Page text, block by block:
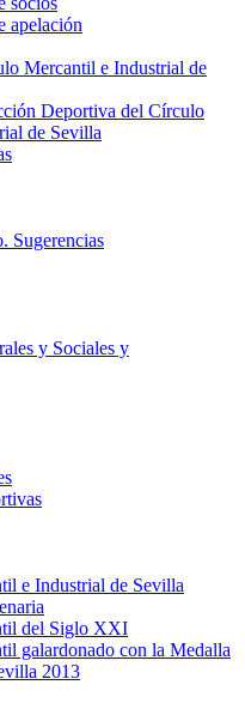
apelación
Mercantil e Industrial de
Deportiva del Círculo
de Sevilla
Sugerencias
y Sociales y
e Industrial de Sevilla
del Siglo XXI
galardonado con la Medalla
2013